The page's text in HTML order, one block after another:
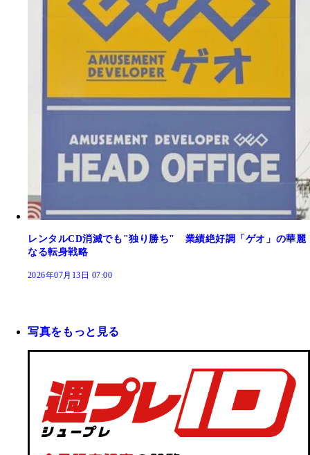
レンタルCD消滅でも"独り勝ち" 業績絶好調「ゲオ」の華麗
なる転身戦略
2026年07月13日 07:00
写真をもっと見る